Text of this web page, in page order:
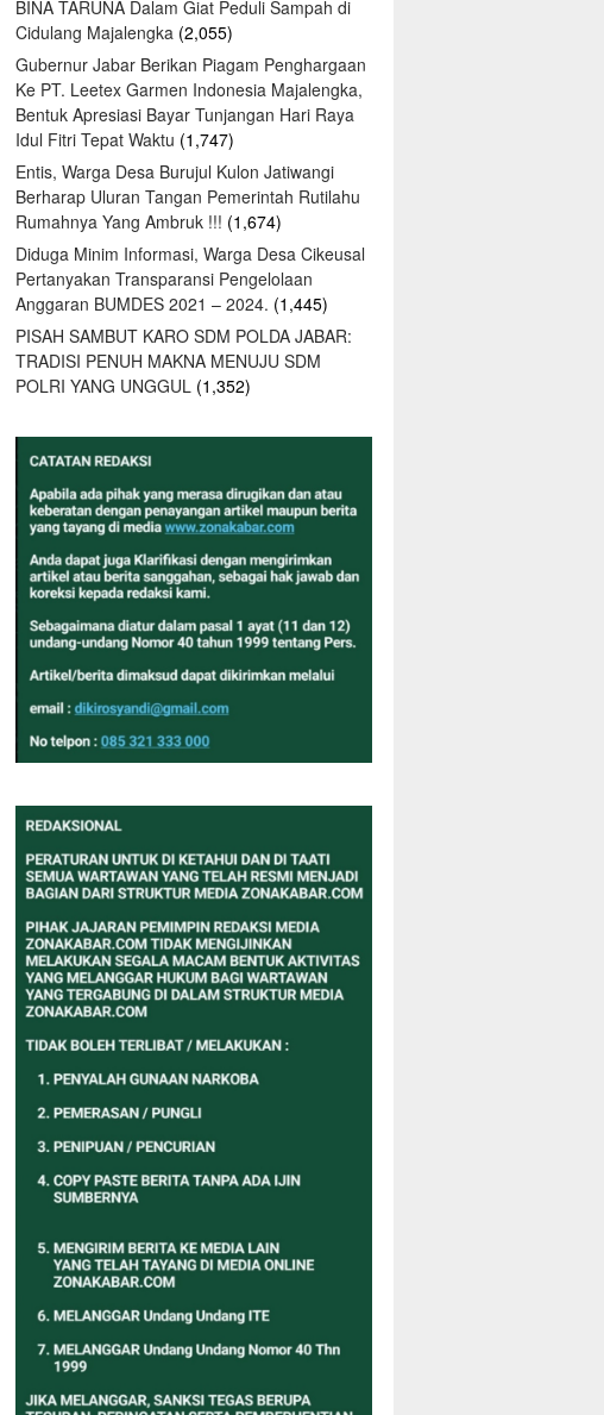
BINA TARUNA Dalam Giat Peduli Sampah di
Cidulang Majalengka (2,055)
Gubernur Jabar Berikan Piagam Penghargaan
Ke PT. Leetex Garmen Indonesia Majalengka,
Bentuk Apresiasi Bayar Tunjangan Hari Raya
Idul Fitri Tepat Waktu (1,747)
Entis, Warga Desa Burujul Kulon Jatiwangi
Berharap Uluran Tangan Pemerintah Rutilahu
Rumahnya Yang Ambruk !!! (1,674)
Diduga Minim Informasi, Warga Desa Cikeusal
Pertanyakan Transparansi Pengelolaan
Anggaran BUMDES 2021 – 2024. (1,445)
PISAH SAMBUT KARO SDM POLDA JABAR:
TRADISI PENUH MAKNA MENUJU SDM
POLRI YANG UNGGUL (1,352)